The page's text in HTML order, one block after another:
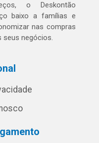
o Deskontão
baixo a famílias e
nas compras
seus negócios.